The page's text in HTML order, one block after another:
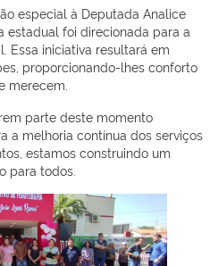
especial à Deputada Analice
estadual foi direcionada para a
Essa iniciativa resultará em
proporcionando-lhes conforto
merecem.
parte deste momento
a melhoria contínua dos serviços
estamos construindo um
para todos.